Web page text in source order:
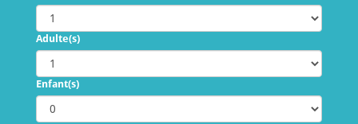
Adulte(s)
Enfant(s)